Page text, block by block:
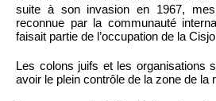
suite à son invasion en 1967,
reconnue par la communauté
faisait partie de l’occupation de la
Les colons juifs et les organisations
avoir le plein contrôle de la zone de la